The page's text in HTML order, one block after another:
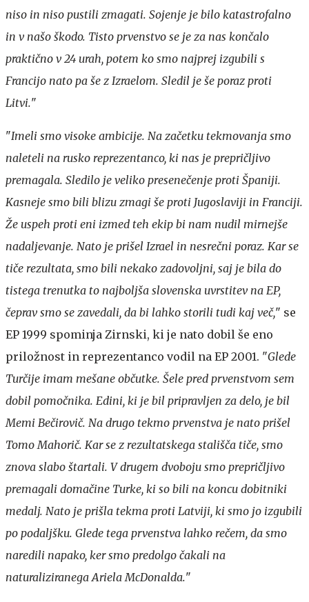
niso in niso pustili zmagati. Sojenje je bilo katastrofalno
in v našo škodo. Tisto prvenstvo se je za nas končalo
praktično v 24 urah, potem ko smo najprej izgubili s
Francijo nato pa še z Izraelom. Sledil je še poraz proti
Litvi."
"Imeli smo visoke ambicije. Na začetku tekmovanja smo
naleteli na rusko reprezentanco, ki nas je prepričljivo
premagala. Sledilo je veliko presenečenje proti Španiji.
Kasneje smo bili blizu zmagi še proti Jugoslaviji in Franciji.
Že uspeh proti eni izmed teh ekip bi nam nudil mirnejše
nadaljevanje. Nato je prišel Izrael in nesrečni poraz. Kar se
tiče rezultata, smo bili nekako zadovoljni, saj je bila do
tistega trenutka to najboljša slovenska uvrstitev na EP,
čeprav smo se zavedali, da bi lahko storili tudi kaj več," se
EP 1999 spominja Zirnski, ki je nato dobil še eno
priložnost in reprezentanco vodil na EP 2001. "Glede
Turčije imam mešane občutke. Šele pred prvenstvom sem
dobil pomočnika. Edini, ki je bil pripravljen za delo, je bil
Memi Bečirovič. Na drugo tekmo prvenstva je nato prišel
Tomo Mahorič. Kar se z rezultatskega stališča tiče, smo
znova slabo štartali. V drugem dvoboju smo prepričljivo
premagali domačine Turke, ki so bili na koncu dobitniki
medalj. Nato je prišla tekma proti Latviji, ki smo jo izgubili
po podaljšku. Glede tega prvenstva lahko rečem, da smo
naredili napako, ker smo predolgo čakali na
naturaliziranega Ariela McDonalda."